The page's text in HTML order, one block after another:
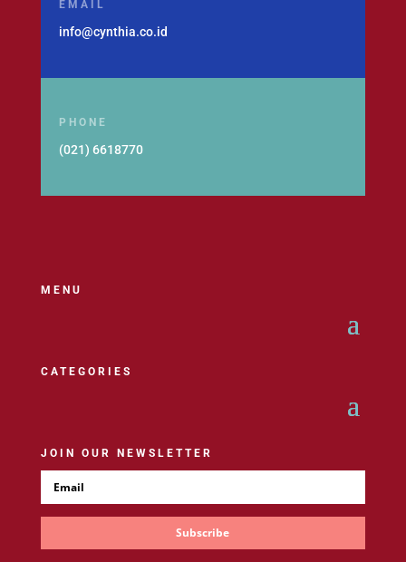
EMAIL
info@cynthia.co.id
PHONE
(021) 6618770
MENU
CATEGORIES
JOIN OUR NEWSLETTER
Subscribe